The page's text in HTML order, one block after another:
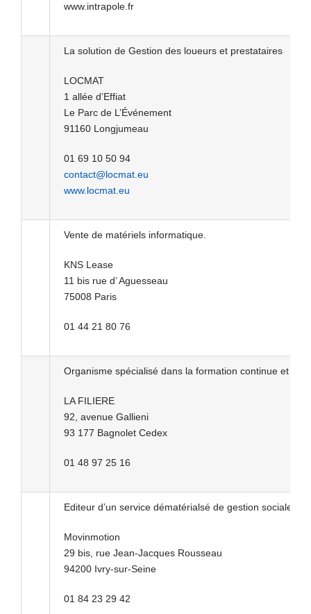
www.intrapole.fr
La solution de Gestion des loueurs et prestataires
LOCMAT
1 allée d’Effiat
Le Parc de L’Événement
91160 Longjumeau
01 69 10 50 94
contact@locmat.eu
www.locmat.eu
Vente de matériels informatique.
KNS Lease
11 bis rue d’ Aguesseau
75008 Paris
01 44 21 80 76
Organisme spécialisé dans la formation continue et
LA FILIERE
92, avenue Gallieni
93 177 Bagnolet Cedex
01 48 97 25 16
Editeur d’un service dématérialsé de gestion sociale
Movinmotion
29 bis, rue Jean-Jacques Rousseau
94200 Ivry-sur-Seine
01 84 23 29 42